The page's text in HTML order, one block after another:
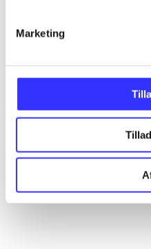
Marketing
Artikler
...